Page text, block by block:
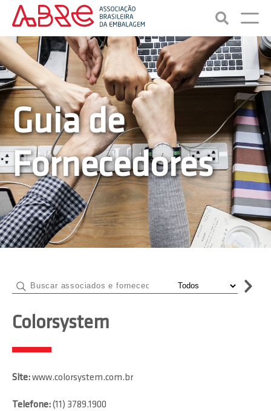
Guia de
Fornecedores
Colorsystem
Site:www.colorsystem.com.br
Telefone:(11) 3789.1900